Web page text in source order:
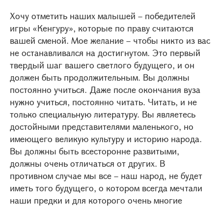
Хочу отметить наших малышей – победителей
игры «Кенгуру», которые по праву считаются
вашей сменой. Мое желание – чтобы никто из вас
не останавливался на достигнутом. Это первый
твердый шаг вашего светлого будущего, и он
должен быть продолжительным. Вы должны
постоянно учиться. Даже после окончания вуза
нужно учиться, постоянно читать. Читать, и не
только специальную литературу. Вы являетесь
достойными представителями маленького, но
имеющего великую культуру и историю народа.
Вы должны быть всесторонне развитыми,
должны очень отличаться от других. В
противном случае мы все – наш народ, не будет
иметь того будущего, о котором всегда мечтали
наши предки и для которого очень многие